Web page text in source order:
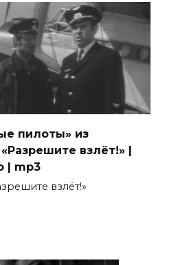
пилоты» из
взлёт!» |
| mp3
взлёт!»